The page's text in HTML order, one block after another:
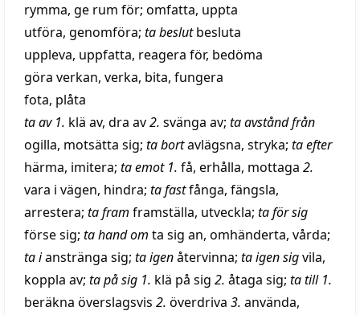
rymma, ge rum för; omfatta, uppta
utföra, genomföra; ta beslut besluta
uppleva, uppfatta, reagera för, bedöma
göra verkan, verka, bita, fungera
fota, plåta
ta av 1. klä av, dra av2. svänga av; ta avstånd från
ogilla, motsätta sig; ta bortavlägsna, stryka; ta efter
härma, imitera; ta emot 1. få, erhålla, mottaga 2.
vara i vägen, hindra; ta fastfånga, fängsla,
arrestera; ta fram framställa, utveckla; ta för sig
förse sig; ta hand om ta sig an, omhänderta, vårda;
ta ianstränga sig; ta igenåtervinna; ta igen sigvila,
koppla av; ta på sig 1. klä på sig 2. åtaga sig; ta till 1.
beräkna överslagsvis 2. överdriva 3. använda,